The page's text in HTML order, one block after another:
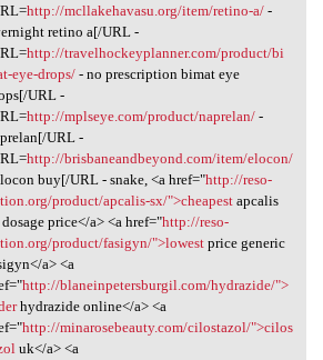
http://mcllakehavasu.org/item/retino-a/-
retino a[/URL -
http://travelhockeyplanner.com/product/bi
eye-drops/- no prescription bimat eye
URL -
http://mplseye.com/product/naprelan/-
URL -
http://brisbaneandbeyond.com/item/elocon/
buy[/URL - snake, <a href="http://reso-
product/apcalis-sx/">cheapestapcalis
price</a> <a href="http://reso-
product/fasigyn/">lowestprice generic
a> <a
http://blaneinpetersburgil.com/hydrazide/">
hydrazide online</a> <a
http://minarosebeauty.com/cilostazol/">cilos
uk</a> <a